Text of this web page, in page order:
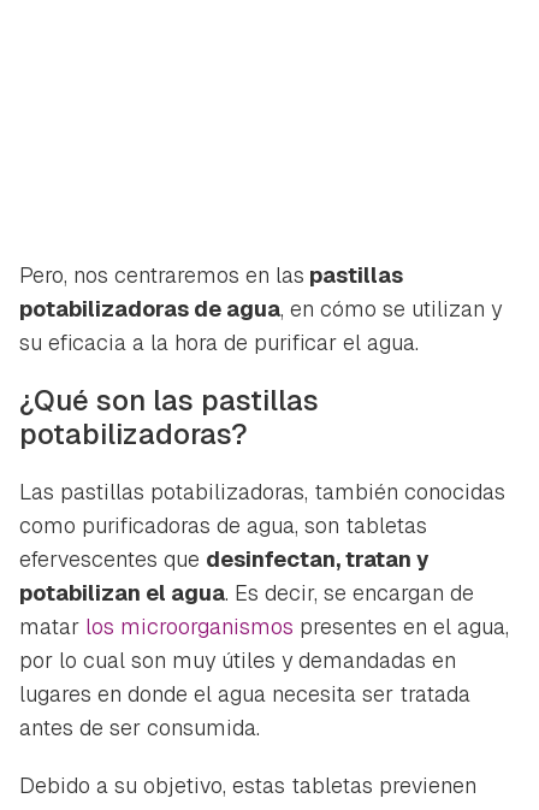
Pero, nos centraremos en las pastillas
potabilizadoras de agua, en cómo se utilizan y
su eficacia a la hora de purificar el agua.
¿Qué son las pastillas
potabilizadoras?
Las pastillas potabilizadoras, también conocidas
como purificadoras de agua, son tabletas
efervescentes que desinfectan, tratan y
potabilizan el agua. Es decir, se encargan de
matar los microorganismos presentes en el agua,
por lo cual son muy útiles y demandadas en
lugares en donde el agua necesita ser tratada
antes de ser consumida.
Debido a su objetivo, estas tabletas previenen